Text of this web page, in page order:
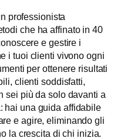
professionista
che ha affinato in 40
e gestire i
i tuoi clienti vivono ogni
per ottenere risultati
clienti soddisfatti,
sei più da solo davanti a
hai una guida affidabile
e agire, eliminando gli
la crescita di chi inizia.